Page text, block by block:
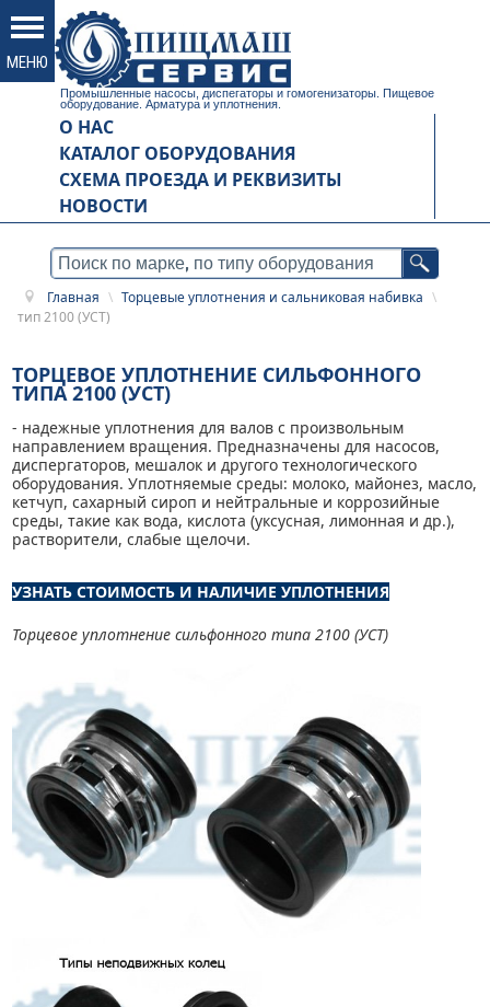
Промышленные насосы, диспегаторы и гомогенизаторы. Пищевое
оборудование. Арматура и уплотнения.
О НАС
КАТАЛОГ ОБОРУДОВАНИЯ
СХЕМА ПРОЕЗДА И РЕКВИЗИТЫ
НОВОСТИ
Главная \ Торцевые уплотнения и сальниковая набивка \
тип 2100 (УСТ)
ТОРЦЕВОЕ УПЛОТНЕНИЕ СИЛЬФОННОГО
ТИПА 2100 (УСТ)
- надежные уплотнения для валов с произвольным
направлением вращения. Предназначены для насосов,
диспергаторов, мешалок и другого технологического
оборудования. Уплотняемые среды: молоко, майонез, масло,
кетчуп, сахарный сироп и нейтральные и коррозийные
среды, такие как вода, кислота (уксусная, лимонная и др.),
растворители, слабые щелочи.
УЗНАТЬ СТОИМОСТЬ И НАЛИЧИЕ УПЛОТНЕНИЯ
Торцевое уплотнение сильфонного типа 2100 (УСТ)